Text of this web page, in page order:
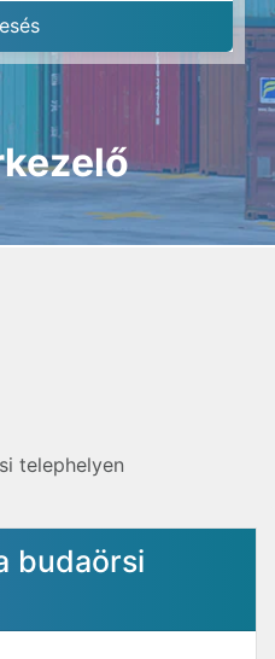
telephelyen
budaörsi